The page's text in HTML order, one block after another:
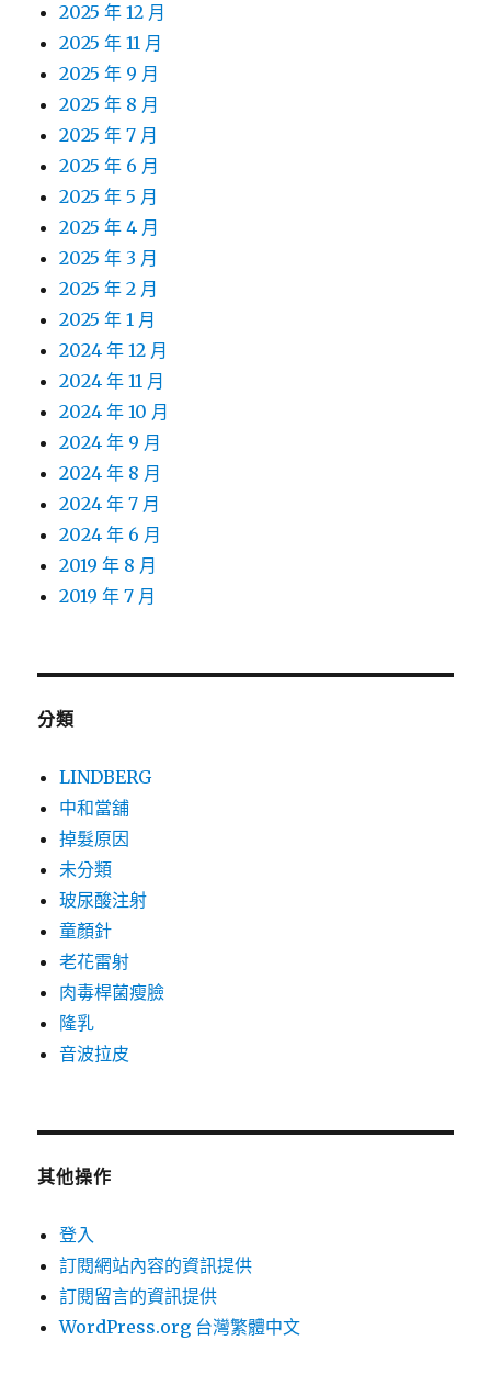
2025 年 12 月
2025 年 11 月
2025 年 9 月
2025 年 8 月
2025 年 7 月
2025 年 6 月
2025 年 5 月
2025 年 4 月
2025 年 3 月
2025 年 2 月
2025 年 1 月
2024 年 12 月
2024 年 11 月
2024 年 10 月
2024 年 9 月
2024 年 8 月
2024 年 7 月
2024 年 6 月
2019 年 8 月
2019 年 7 月
分類
LINDBERG
中和當舖
掉髮原因
未分類
玻尿酸注射
童顏針
老花雷射
肉毒桿菌瘦臉
隆乳
音波拉皮
其他操作
登入
訂閱網站內容的資訊提供
訂閱留言的資訊提供
WordPress.org 台灣繁體中文